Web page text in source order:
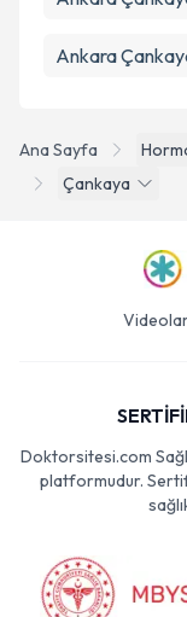
Ana Sayfa
Çankaya
Ankara
Doktorsitesi.com
platformudur.